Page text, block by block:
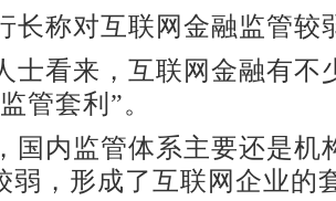
称对互联网金融监管较
看来，互联网金融有不
管套利”。
内监管体系主要还是机
弱，形成了互联网企业的